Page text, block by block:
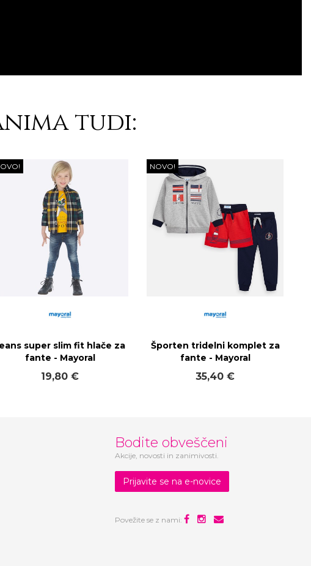
tudi:
super slim fit hlače za
fante - Mayoral
19,80 €
NOVO!
Športen tridelni komplet za
fante - Mayoral
35,40 €
Bodite obveščeni
Akcije, novosti in zanimivosti.
Prijavite se na e-novice
Povežite se z nami: